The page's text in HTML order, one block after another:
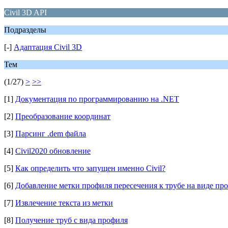
Civil 3D API
Подразделы
[-] Адаптация Civil 3D
Тем
(1/27) > >>
[1] Документация по программированию на .NET
[2] Преобразование координат
[3] Парсинг .dem файла
[4] Civil2020 обновление
[5] Как определить что запущен именно Civil?
[6] Добавление метки профиля пересечения к трубе на виде
[7] Извлечение текста из метки
[8] Получение труб с вида профиля